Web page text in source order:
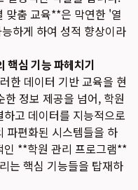
맞춤 교육**은 막연한 '열
하게 하여 성적 향상이라
핵심 기능 파헤치기
한 데이터 기반 교육을 현
정보 제공을 넘어, 학원
고 데이터를 지능적으로
파편화된 시스템들을 하
인 **학원 관리 프로그램**
는 핵심 기능들을 탑재하